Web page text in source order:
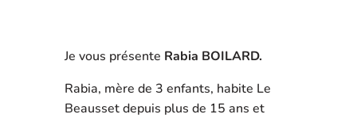
Je vous présente Rabia BOILARD.
Rabia, mère de 3 enfants, habite Le
Beausset depuis plus de 15 ans et